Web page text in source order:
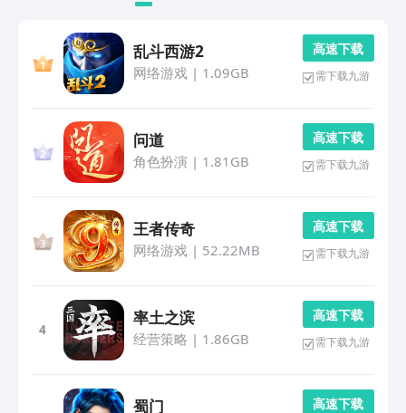
乱斗西游2
网络游戏| 1.09GB
高 速 下 载
需下载九游
问道
角色扮演 | 1.81GB
高 速 下 载
需下载九游
王者传奇
网络游戏| 52.22MB
高 速 下 载
需下载九游
4
率土之滨
经营策略 | 1.86GB
高 速 下 载
需下载九游
蜀门 高 速 下 载